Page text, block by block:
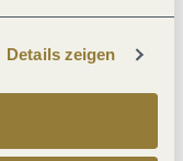
Details zeigen
PDF erzeugen